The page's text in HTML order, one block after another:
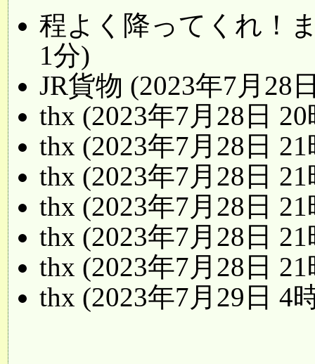
程よく降ってくれ！
1分)
JR貨物 (2023年7月28
thx (2023年7月28日
thx (2023年7月28日
thx (2023年7月28日
thx (2023年7月28日
thx (2023年7月28日
thx (2023年7月28日
thx (2023年7月29日 4